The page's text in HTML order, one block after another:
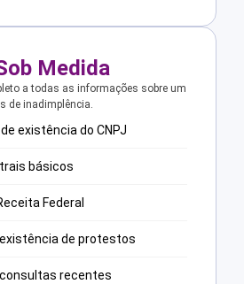
Medida
a todas as informações sobre um
de inadimplência.
existência do CNPJ
básicos
Federal
de protestos
recentes